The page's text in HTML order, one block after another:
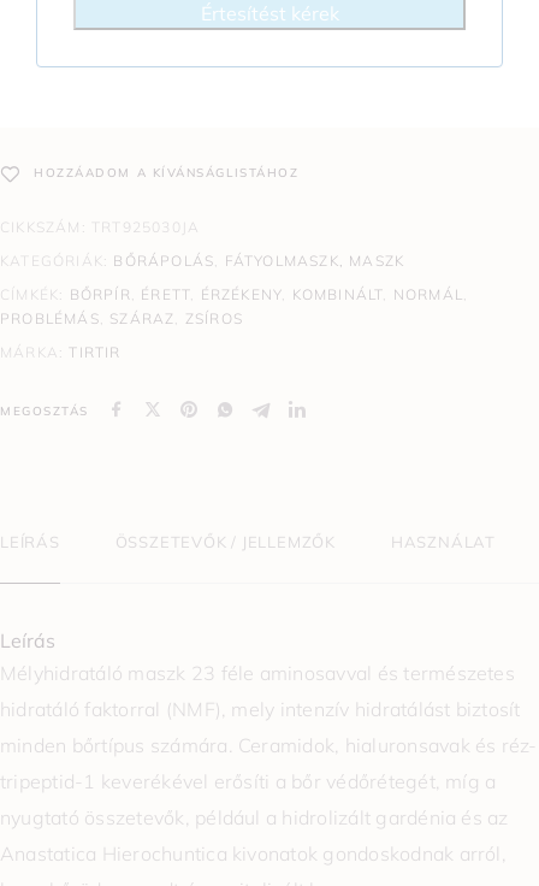
Értesítést kérek
HOZZÁADOM A KÍVÁNSÁGLISTÁHOZ
CIKKSZÁM: TRT925030JA
KATEGÓRIÁK: BŐRÁPOLÁS, FÁTYOLMASZK, MASZK
CÍMKÉK: BŐRPÍR, ÉRETT, ÉRZÉKENY, KOMBINÁLT, NORMÁL,
PROBLÉMÁS, SZÁRAZ , ZSÍROS
MÁRKA: TIRTIR
MEGOSZTÁS
LEÍRÁS ÖSSZETEVŐK / JELLEMZŐK HASZNÁLAT
Leírás
Mélyhidratáló maszk 23 féle aminosavval és természetes
hidratáló faktorral (NMF), mely intenzív hidratálást biztosít
minden bőrtípus számára. Ceramidok, hialuronsavak és réz-
tripeptid-1 keverékével erősíti a bőr védőrétegét, míg a
nyugtató összetevők, például a hidrolizált gardénia és az
Anastatica Hierochuntica kivonatok gondoskodnak arról,